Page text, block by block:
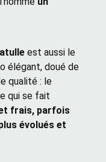
est aussi le
élégant, doué de
qualité : le
qui se fait
frais, parfois
évolués et